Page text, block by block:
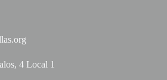
4 Local 1